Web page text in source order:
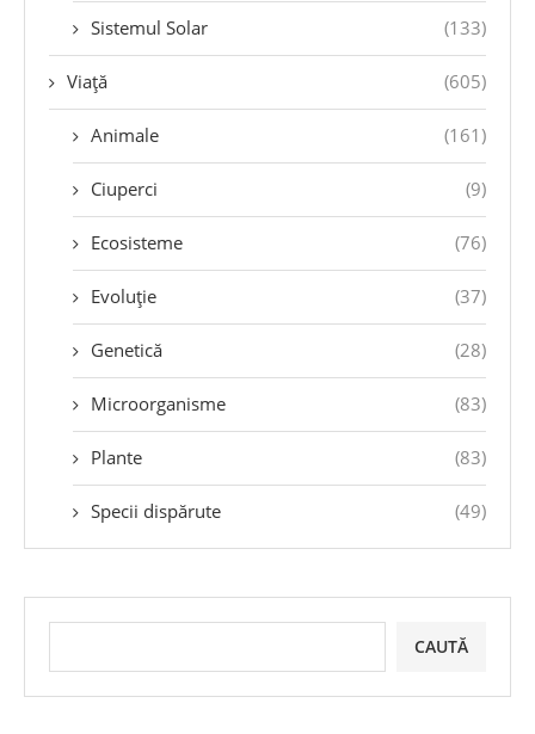
Sistemul Solar (133)
Viață (605)
Animale (161)
Ciuperci (9)
Ecosisteme (76)
Evoluție (37)
Genetică (28)
Microorganisme (83)
Plante (83)
Specii dispărute (49)
CAUTĂ